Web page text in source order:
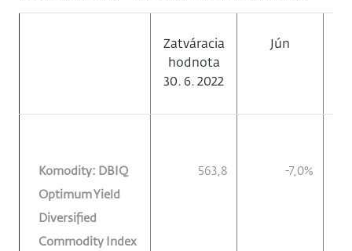
Zatváracia
hodnota
30. 6. 2022
Jún
Komodity: DBIQ
Optimum Yield
Diversified
Commodity Index
563,8 -7,0%